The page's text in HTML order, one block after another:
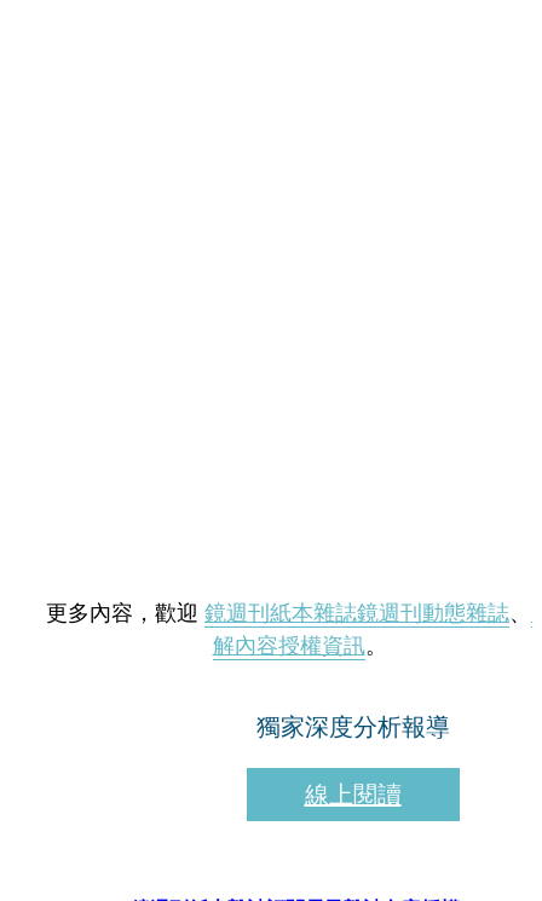
更多內容，歡迎 鏡週刊紙本雜誌鏡週刊動態雜誌、
解內容授權資訊。
獨家深度分析報導
線上閱讀